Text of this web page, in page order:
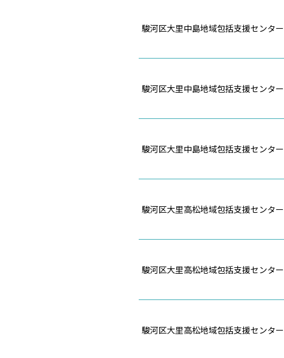
駿河区大里中島地域包括支援センター
駿河区大里中島地域包括支援センター
駿河区大里中島地域包括支援センター
駿河区大里高松地域包括支援センター
駿河区大里高松地域包括支援センター
駿河区大里高松地域包括支援センター